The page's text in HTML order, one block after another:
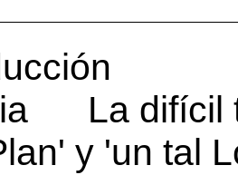
La difícil
y 'un tal